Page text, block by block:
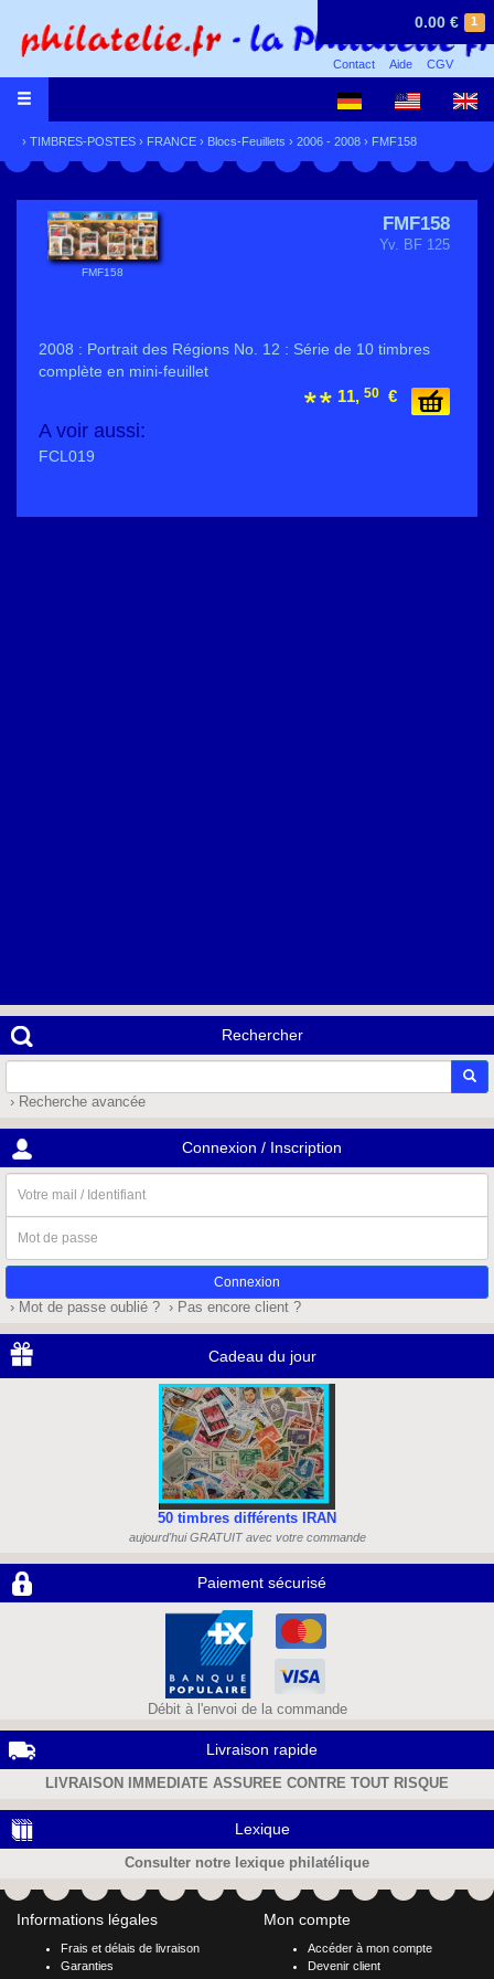
1
0.00 €
Contact Aide CGV
› TIMBRES-POSTES › FRANCE › Blocs-Feuillets › 2006 - 2008 › FMF158
FMF158
FMF158
Yv. BF 125
2008 : Portrait des Régions No. 12 : Série de 10 timbres
complète en mini-feuillet
11, 50 €
A voir aussi:
FCL019
Rechercher
› Recherche avancée
Connexion / Inscription
mail
/
Identifiant
de
passe
› Mot de passe oublié ? › Pas encore client ?
Cadeau du jour
50 timbres différents IRAN
aujourd'hui GRATUIT avec votre commande
Paiement sécurisé
Débit à l'envoi de la commande
Livraison rapide
LIVRAISON IMMEDIATE ASSUREE CONTRE TOUT RISQUE
Lexique
Consulter notre lexique philatélique
Informations légales
Frais et délais de livraison
Garanties
Mon compte
Accéder à mon compte
Devenir client